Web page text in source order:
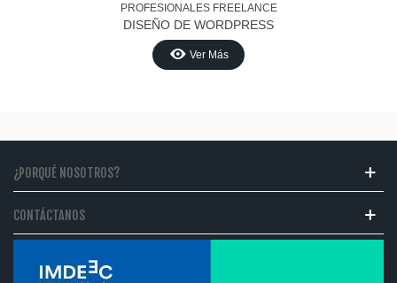
PROFESIONALES FREELANCE
DISEÑO DE WORDPRESS
Ver Más
¿PORQUÉ NOSOTROS?
CONTÁCTANOS